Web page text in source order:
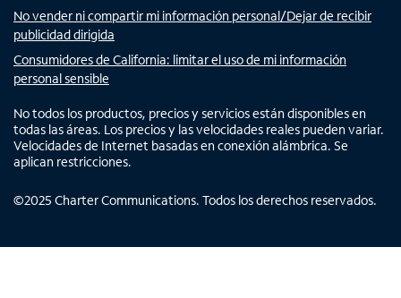
No vender ni compartir mi información personal/Dejar de recibir
publicidad dirigida
Consumidores de California: limitar el uso de mi información
personal sensible
No todos los productos, precios y servicios están disponibles en
todas las áreas. Los precios y las velocidades reales pueden variar.
Velocidades de Internet basadas en conexión alámbrica. Se
aplican restricciones.
©2025 Charter Communications. Todos los derechos reservados.